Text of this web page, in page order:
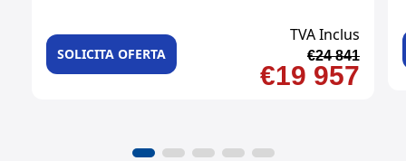
SOLICITA OFERTA
TVA Inclus
€24 841
€19 957